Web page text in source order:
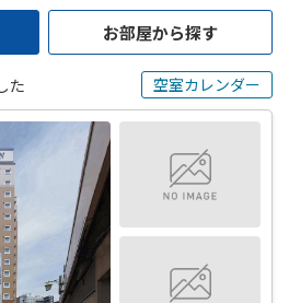
お部屋から探す
た 空室カレンダー